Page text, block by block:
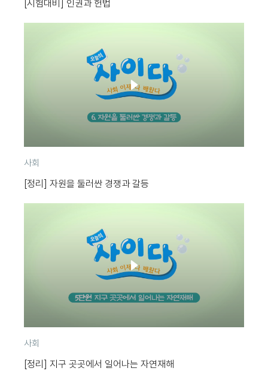
[시험대비] 인권과 헌법
분
류
사회
[정리] 자원을 둘러싼 경쟁과 갈등
분
류
사회
[정리] 지구 곳곳에서 일어나는 자연재해